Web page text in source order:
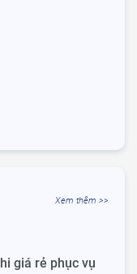
Xem thêm >>
giá rẻ phục vụ